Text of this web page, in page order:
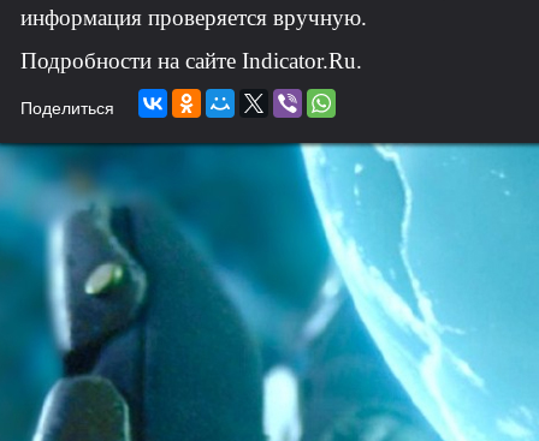
информация проверяется вручную.
Подробности на сайте Indicator.Ru.
Поделиться